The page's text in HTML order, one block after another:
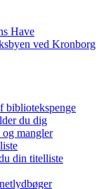
Have
ved Kronborg
bibliotekspenge
du dig
mangler
din titelliste